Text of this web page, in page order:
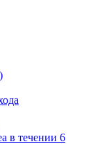
в течении 6